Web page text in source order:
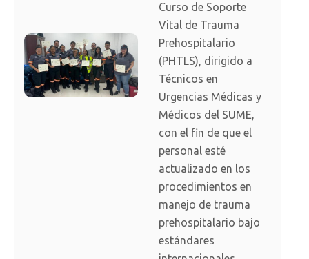
Curso de Soporte
Vital de Trauma
Prehospitalario
(PHTLS), dirigido a
Técnicos en
Urgencias Médicas y
Médicos del SUME,
con el fin de que el
personal esté
actualizado en los
procedimientos en
manejo de trauma
prehospitalario bajo
estándares